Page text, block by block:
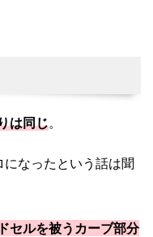
は同じ。
なったという話は聞
セルを被うカーブ部分